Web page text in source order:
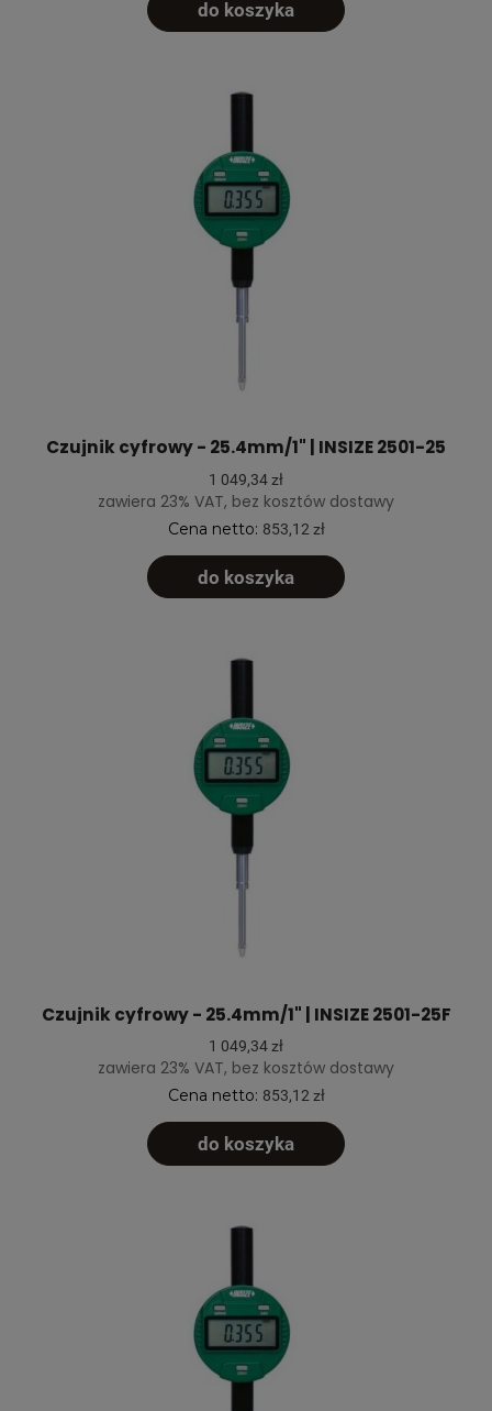
do koszyka
Czujnik cyfrowy - 25.4mm/1" | INSIZE 2501-25
1 049,34 zł
zawiera 23% VAT, bez kosztów dostawy
Cena netto: 853,12 zł
do koszyka
Czujnik cyfrowy - 25.4mm/1" | INSIZE 2501-25F
1 049,34 zł
zawiera 23% VAT, bez kosztów dostawy
Cena netto: 853,12 zł
do koszyka